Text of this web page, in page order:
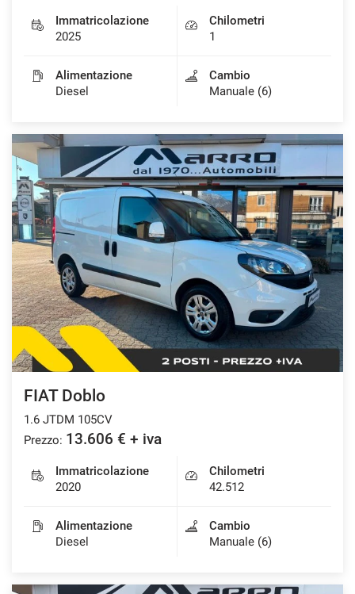
Immatricolazione
2025
Chilometri
1
Alimentazione
Diesel
Cambio
Manuale (6)
FIAT Doblo
1.6 JTDM 105CV
Prezzo: 13.606 € + iva
Immatricolazione
2020
Chilometri
42.512
Alimentazione
Diesel
Cambio
Manuale (6)